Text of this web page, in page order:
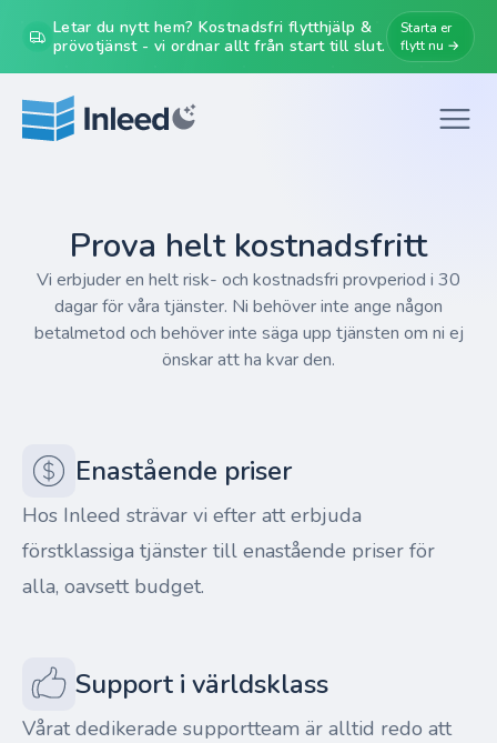
Letar du nytt hem? Kostnadsfri flytthjälp &
prövotjänst - vi ordnar allt från start till slut.
Starta er
flytt nu →
Prova helt kostnadsfritt
Vi erbjuder en helt risk- och kostnadsfri provperiod i 30
dagar för våra tjänster. Ni behöver inte ange någon
betalmetod och behöver inte säga upp tjänsten om ni ej
önskar att ha kvar den.
Enastående priser
Hos Inleed strävar vi efter att erbjuda
förstklassiga tjänster till enastående priser för
alla, oavsett budget.
Support i världsklass
Vårat dedikerade supportteam är alltid redo att